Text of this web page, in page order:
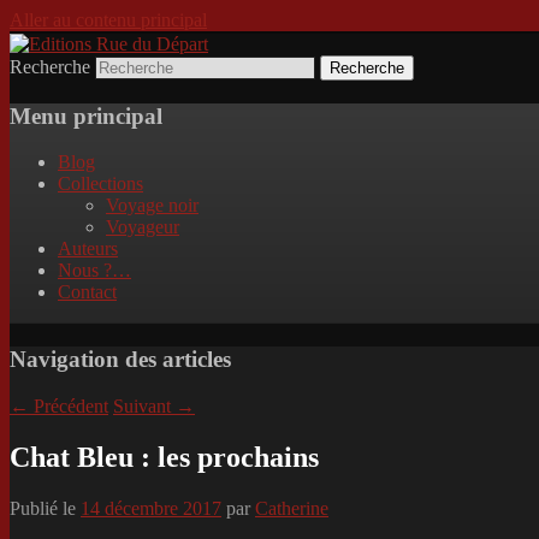
Aller au contenu principal
Editions Rue du Départ
Incitation au voyage, du roman noir au
Recherche
Menu principal
Blog
Collections
Voyage noir
Voyageur
Auteurs
Nous ?…
Contact
Navigation des articles
← Précédent Suivant →
Chat Bleu : les prochains
Publié le 14 décembre 2017 par Catherine